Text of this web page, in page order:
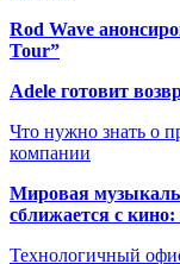
Rod Wave
Tour”
Adele готовит
Что нужно знать о
компании
Мировая
сближается с
Технологичный